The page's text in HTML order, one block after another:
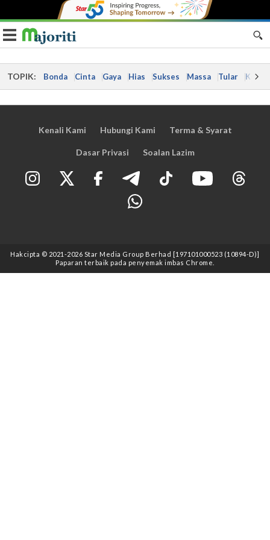
Toggle navigation
TOPIK: Bonda Cinta Gaya Hias Sukses Massa Tular Kes
Kenali Kami Hubungi Kami Terma & Syarat
Dasar Privasi Soalan Lazim
Hakcipta © 2021 -2026 Star Media Group Berhad [197101000523 (10894-D)]
Paparan terbaik pada penyemak imbas Chrome.